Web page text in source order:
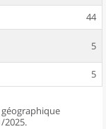
44
5
5
2025.